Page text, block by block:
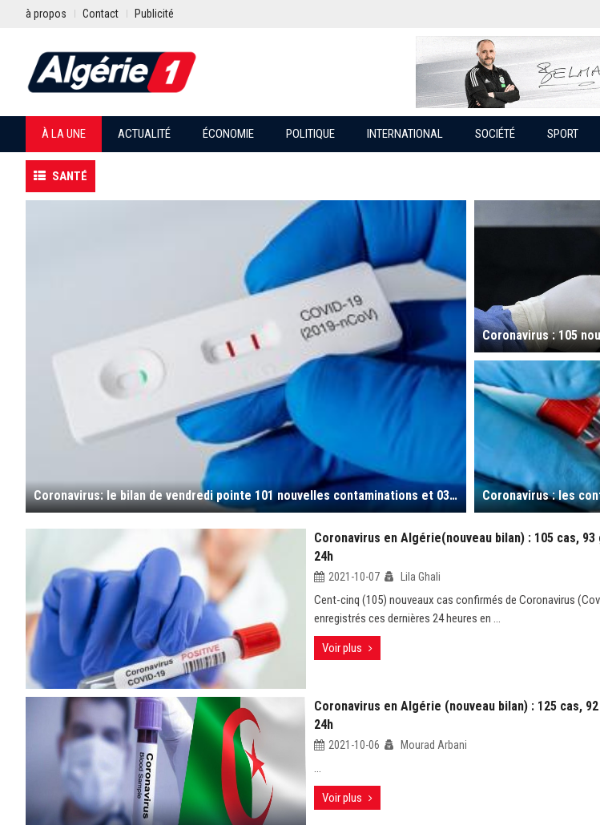
à propos Contact Publicité
À LA UNE ACTUALITÉ ÉCONOMIE POLITIQUE INTERNATIONAL SOCIÉTÉ SPORT
SANTÉ
Coronavirus: le bilan de vendredi pointe 101 nouvelles contaminations et 03 décès ; 24 wilayas épargnées
Coronavirus en Algérie(nouveau bilan) : 105 cas,
24h
2021-10-07 Lila Ghali
Cent-cinq (105) nouveaux cas confirmés de Coronavirus
enregistrés ces dernières 24 heures en ...
Voir plus
Coronavirus en Algérie (nouveau bilan) : 125 cas,
24h
2021-10-06 Mourad Arbani
...
Voir plus